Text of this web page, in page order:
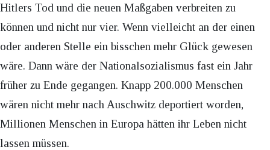
Hitlers Tod und die neuen Maßgaben verbreiten zu
können und nicht nur vier. Wenn vielleicht an der einen
oder anderen Stelle ein bisschen mehr Glück gewesen
wäre. Dann wäre der Nationalsozialismus fast ein Jahr
früher zu Ende gegangen. Knapp 200.000 Menschen
wären nicht mehr nach Auschwitz deportiert worden,
Millionen Menschen in Europa hätten ihr Leben nicht
lassen müssen.